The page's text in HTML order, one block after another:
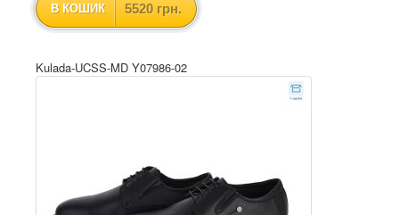
В КОШИК 5520 грн.
Kulada-UCSS-MD Y07986-02